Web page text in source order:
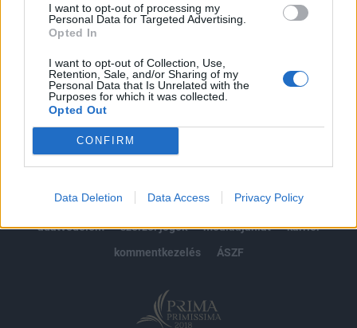
I want to opt-out of processing my
Personal Data for Targeted Advertising.
Opted In
I want to opt-out of Collection, Use,
Retention, Sale, and/or Sharing of my
Personal Data that Is Unrelated with the
Purposes for which it was collected.
Opted Out
CONFIRM
Data Deletion Data Access Privacy Policy
impresszum
jogi nyilatkozat
süti beállítások
adatvédelem
szerzői jogok médiaajánlat
karrier
kommentkezelés
ÁSZF